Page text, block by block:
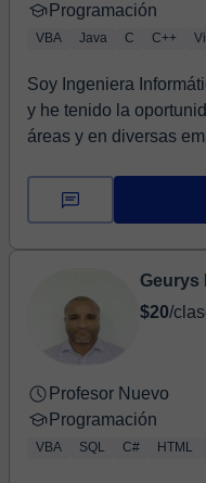
Programación
VBA Java C C++
Soy Ingeniera
y he tenido la
áreas y en diversas
Geurys
$20/
Profesor Nuevo
Programación
VBA SQL C# HTML